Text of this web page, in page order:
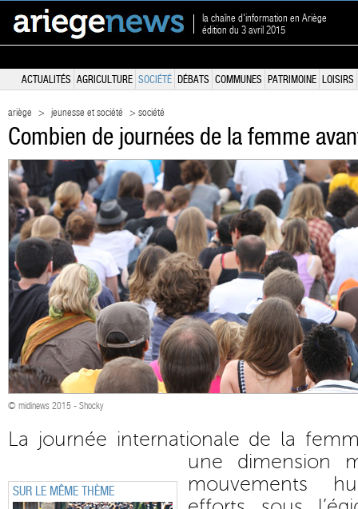
la chaîne d'information en Ariège
édition du 3 avril 2015
ACTUALITÉS AGRICULTURE SOCIÉTÉ DÉBATS COMMUNES PATRIMOINE LOISIRS
ariège > jeunesse et société > société
Combien de journées de la femme
© midinews 2015 - Shocky
SUR LE MÊME THÈME
La journée internationale de la
une dimension
mouvements